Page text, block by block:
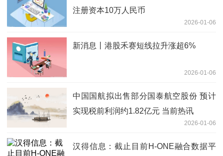
注册资本10万人民币
2026-01-06
新消息丨港股禾赛短线拉升涨超6%
2026-01-06
中国国航拟出售部分国泰航空股份 预计
实现税前利润约1.82亿元 当前热讯
2026-01-06
汉得信息：截止目前H-ONE融合数据平